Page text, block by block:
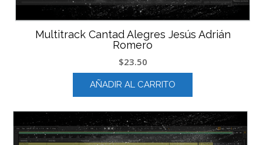
Multitrack Cantad Alegres Jesús Adrián
Romero
$23.50
AÑADIR AL CARRITO